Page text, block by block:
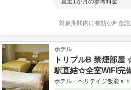
直近1か月の参考料金
対象期間内に有効な料金設
ホテル
トリプルB 禁煙部
駅直結☆全室WIFI完
ホテル・ヘリテイジ飯能ｓｔ